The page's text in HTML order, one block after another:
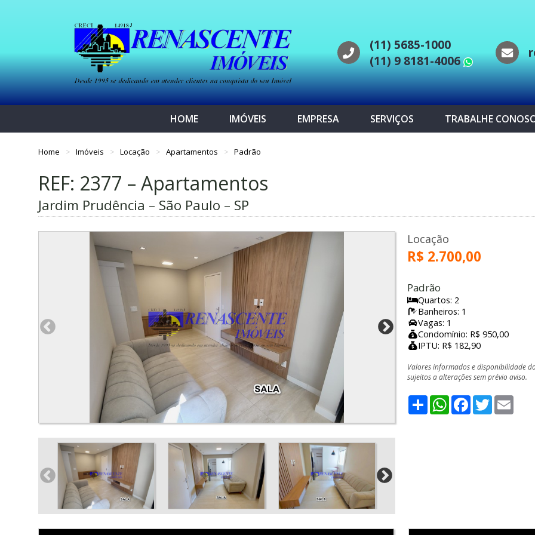
(11) 5685-1000
(11) 9 8181-4006
HOME IMÓVEIS EMPRESA SERVIÇOS TRABALHE
Home Imóveis Locação Apartamentos Padrão
REF: 2377 – Apartamentos
Jardim Prudência – São Paulo – SP
Locação
R$ 2.700,00
Padrão
Quartos: 2
Banheiros: 1
Vagas: 1
Condomínio: R$ 950,00
IPTU: R$ 182,90
Valores informados e disponibilidade
sujeitos a alterações sem prévio aviso.
ShareWhatsApp
Facebook
Twitter